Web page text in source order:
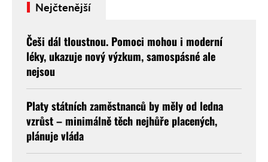
Nejčtenější
Češi dál tloustnou. Pomoci mohou i moderní
léky, ukazuje nový výzkum, samospásné ale
nejsou
Platy státních zaměstnanců by měly od ledna
vzrůst – minimálně těch nejhůře placených,
plánuje vláda